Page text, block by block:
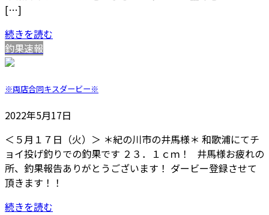
[…]
続きを読む
釣果速報
※両店合同キスダービー※
2022年5月17日
＜５月１７日（火）＞ ＊紀の川市の井馬様＊ 和歌浦にてチ
ョイ投げ釣りでの釣果です ２３．１ｃｍ！ 井馬様お疲れの
所、釣果報告ありがとうございます！ ダービー登録させて
頂きます！！
続きを読む